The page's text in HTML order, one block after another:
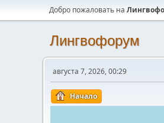
Добро пожаловать на
Лингвофорум
августа 7, 2026, 00:29
Начало